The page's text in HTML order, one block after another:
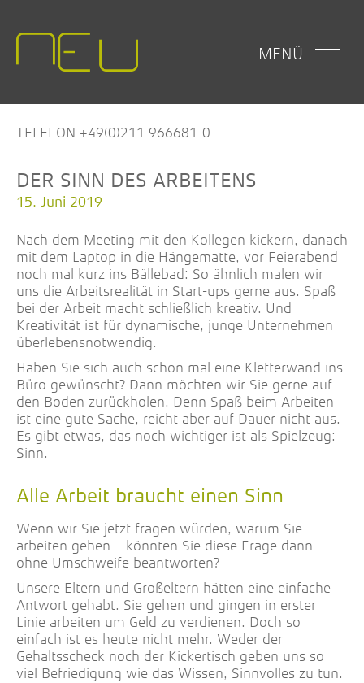
MENÜ
TELEFON +49(0)211 966681-0
DER SINN DES ARBEITENS
15. Juni 2019
Nach dem Meeting mit den Kollegen kickern, danach
mit dem Laptop in die Hängematte, vor Feierabend
noch mal kurz ins Bällebad: So ähnlich malen wir
uns die Arbeitsrealität in Start-ups gerne aus. Spaß
bei der Arbeit macht schließlich kreativ. Und
Kreativität ist für dynamische, junge Unternehmen
überlebensnotwendig.
Haben Sie sich auch schon mal eine Kletterwand ins
Büro gewünscht? Dann möchten wir Sie gerne auf
den Boden zurückholen. Denn Spaß beim Arbeiten
ist eine gute Sache, reicht aber auf Dauer nicht aus.
Es gibt etwas, das noch wichtiger ist als Spielzeug:
Sinn.
Alle Arbeit braucht einen Sinn
Wenn wir Sie jetzt fragen würden, warum Sie
arbeiten gehen – könnten Sie diese Frage dann
ohne Umschweife beantworten?
Unsere Eltern und Großeltern hätten eine einfache
Antwort gehabt. Sie gehen und gingen in erster
Linie arbeiten um Geld zu verdienen. Doch so
einfach ist es heute nicht mehr. Weder der
Gehaltsscheck noch der Kickertisch geben uns so
viel Befriedigung wie das Wissen, Sinnvolles zu tun.